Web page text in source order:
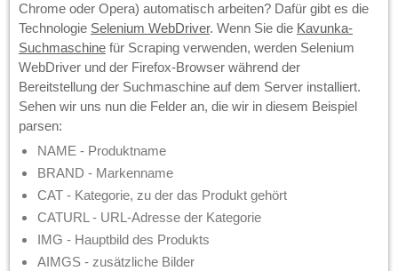
Chrome oder Opera) automatisch arbeiten? Dafür gibt es die
Technologie Selenium WebDriver. Wenn Sie die Kavunka-
Suchmaschine für Scraping verwenden, werden Selenium
WebDriver und der Firefox-Browser während der
Bereitstellung der Suchmaschine auf dem Server installiert.
Sehen wir uns nun die Felder an, die wir in diesem Beispiel
parsen:
NAME - Produktname
BRAND - Markenname
CAT - Kategorie, zu der das Produkt gehört
CATURL - URL-Adresse der Kategorie
IMG - Hauptbild des Produkts
AIMGS - zusätzliche Bilder